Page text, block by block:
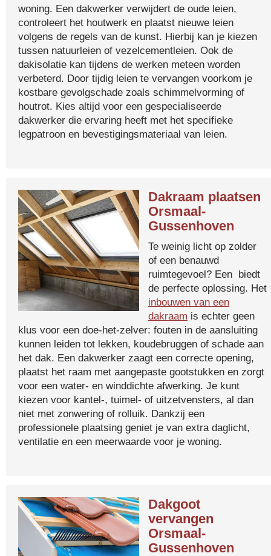
woning. Een dakwerker verwijdert de oude leien,
controleert het houtwerk en plaatst nieuwe leien
volgens de regels van de kunst. Hierbij kan je kiezen
tussen natuurleien of vezelcementleien. Ook de
dakisolatie kan tijdens de werken meteen worden
verbeterd. Door tijdig leien te vervangen voorkom je
kostbare gevolgschade zoals schimmelvorming of
houtrot. Kies altijd voor een gespecialiseerde
dakwerker die ervaring heeft met het specifieke
legpatroon en bevestigingsmateriaal van leien.
Dakraam plaatsen
Orsmaal-
Gussenhoven
Te weinig licht op zolder
of een benauwd
ruimtegevoel? Een biedt
de perfecte oplossing. Het
inbouwen van een
dakraam is echter geen
klus voor een doe-het-zelver: fouten in de aansluiting
kunnen leiden tot lekken, koudebruggen of schade aan
het dak. Een dakwerker zaagt een correcte opening,
plaatst het raam met aangepaste gootstukken en zorgt
voor een water- en winddichte afwerking. Je kunt
kiezen voor kantel-, tuimel- of uitzetvensters, al dan
niet met zonwering of rolluik. Dankzij een
professionele plaatsing geniet je van extra daglicht,
ventilatie en een meerwaarde voor je woning.
Dakgoot
vervangen
Orsmaal-
Gussenhoven